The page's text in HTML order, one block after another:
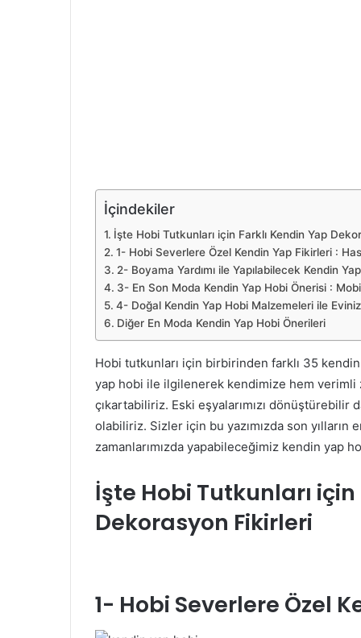
İçindekiler
İşte Hobi Tutkunları için Farklı Kendin Yap
1- Hobi Severlere Özel Kendin Yap Fikirleri :
2- Boyama Yardımı ile Yapılabilecek Kendin
3- En Son Moda Kendin Yap Hobi Önerisi :
4- Doğal Kendin Yap Hobi Malzemeleri ile
Diğer En Moda Kendin Yap Hobi Önerileri
Hobi tutkunları için birbirinden farklı 35
yap hobi ile ilgilenerek kendimize hem
çıkartabiliriz. Eski eşyalarımızı dönüştürebilir
olabiliriz. Sizler için bu yazımızda son
zamanlarımızda yapabileceğimiz kendin yap
İşte Hobi Tutkunları
Dekorasyon Fikirleri
1- Hobi Severlere Özel